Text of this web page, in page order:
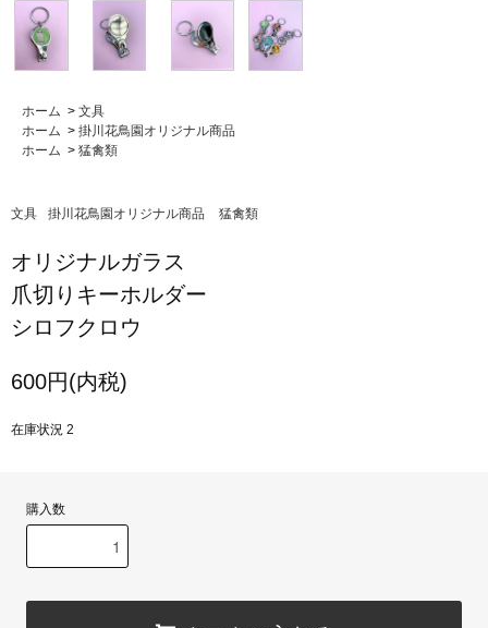
ホーム > 文具
ホーム > 掛川花鳥園オリジナル商品
ホーム > 猛禽類
文具 掛川花鳥園オリジナル商品 猛禽類
オリジナルガラス
爪切りキーホルダー
シロフクロウ
600円(内税)
在庫状況 2
購入数